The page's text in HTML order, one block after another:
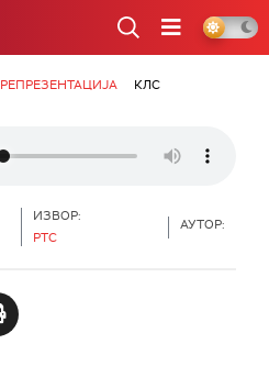
РЕПРЕЗЕНТАЦИЈА КЛС
ИЗВОР:
РТС
АУТОР: